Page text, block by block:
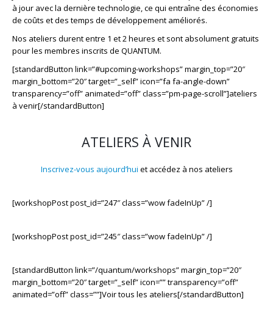
à jour avec la dernière technologie, ce qui entraîne des économies
de coûts et des temps de développement améliorés.
Nos ateliers durent entre 1 et 2 heures et sont absolument gratuits
pour les membres inscrits de QUANTUM.
[standardButton link=”#upcoming-workshops” margin_top=”20″
margin_bottom=”20″ target=”_self” icon=”fa fa-angle-down”
transparency=”off” animated=”off” class=”pm-page-scroll”]ateliers
à venir[/standardButton]
ATELIERS À VENIR
Inscrivez-vous aujourd’hui et accédez à nos ateliers
[workshopPost post_id=”247″ class=”wow fadeInUp” /]
[workshopPost post_id=”245″ class=”wow fadeInUp” /]
[standardButton link=”/quantum/workshops” margin_top=”20″
margin_bottom=”20″ target=”_self” icon=”” transparency=”off”
animated=”off” class=””]Voir tous les ateliers[/standardButton]